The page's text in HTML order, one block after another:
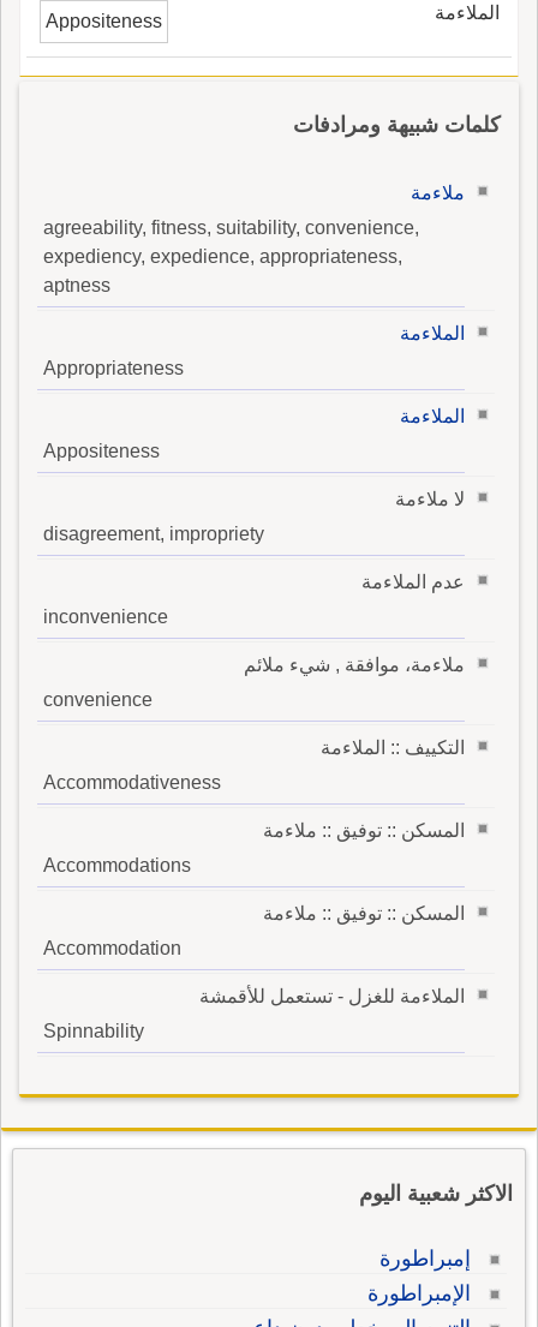
الملاءمة Appositeness
كلمات شبيهة ومرادفات
ملاءمة
agreeability, fitness, suitability, convenience,
expediency, expedience, appropriateness,
aptness
الملاءمة
Appropriateness
الملاءمة
Appositeness
لا ملاءمة
disagreement, impropriety
عدم الملاءمة
inconvenience
ملاءمة، موافقة , شيء ملائم
convenience
التكييف :: الملاءمة
Accommodativeness
المسكن :: توفيق :: ملاءمة
Accommodations
المسكن :: توفيق :: ملاءمة
Accommodation
الملاءمة للغزل - تستعمل للأقمشة
Spinnability
الاكثر شعبية اليوم
إمبراطورة
الإمبراطورة